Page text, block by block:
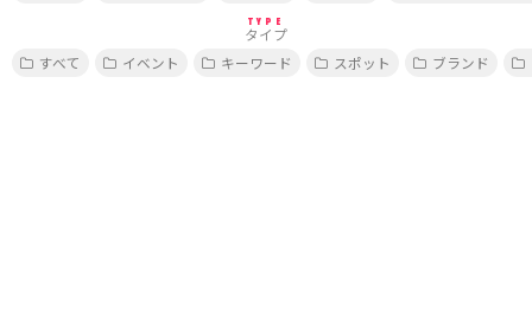
TYPE
タイプ
すべて
イベント キーワード スポット ブランド